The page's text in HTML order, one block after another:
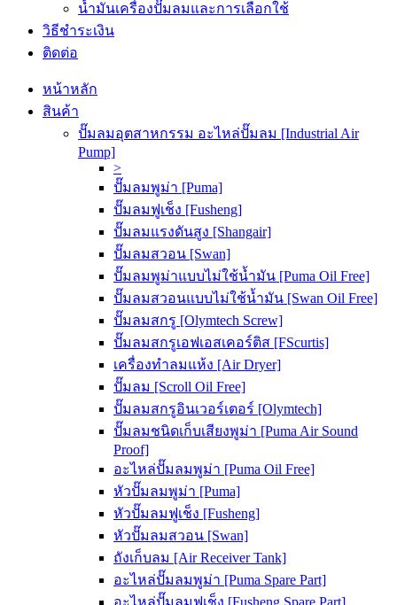
น้ำมันเครื่องปั๊มลมและการเลือกใช้
วิธีชำระเงิน
ติดต่อ
หน้าหลัก
สินค้า
ปั๊มลมอุตสาหกรรม อะไหล่ปั๊มลม [Industrial Air
Pump]
>
ปั๊มลมพูม่า [Puma]
ปั๊มลมฟูเช็ง [Fusheng]
ปั๊มลมแรงดันสูง [Shangair]
ปั๊มลมสวอน [Swan]
ปั๊มลมพูม่าแบบไม่ใช้น้ำมัน [Puma Oil Free]
ปั๊มลมสวอนแบบไม่ใช้น้ำมัน [Swan Oil Free]
ปั๊มลมสกรู [Olymtech Screw]
ปั๊มลมสกรูเอฟเอสเคอร์ติส [FScurtis]
เครื่องทำลมแห้ง [Air Dryer]
ปั๊มลม [Scroll Oil Free]
ปั๊มลมสกรูอินเวอร์เตอร์ [Olymtech]
ปั๊มลมชนิดเก็บเสียงพูม่า [Puma Air Sound
Proof]
อะไหล่ปั๊มลมพูม่า [Puma Oil Free]
หัวปั๊มลมพูม่า [Puma]
หัวปั๊มลมฟูเช็ง [Fusheng]
หัวปั๊มลมสวอน [Swan]
ถังเก็บลม [Air Receiver Tank]
อะไหล่ปั๊มลมพูม่า [Puma Spare Part]
อะไหล่ปั๊มลมฟูเช็ง [Fusheng Spare Part]